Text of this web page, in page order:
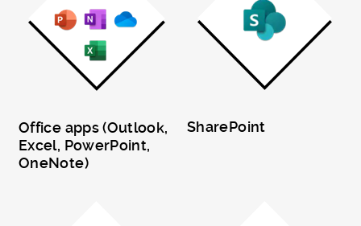
Office apps (Outlook,
Excel, PowerPoint,
OneNote)
SharePoint